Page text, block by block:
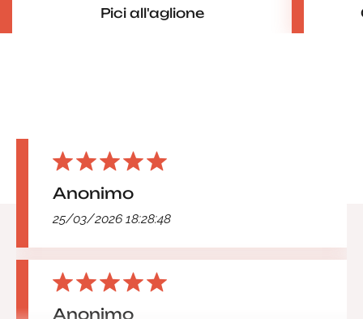
Pici all'aglione
Anonimo
25/03/2026 18:28:48
Anonimo